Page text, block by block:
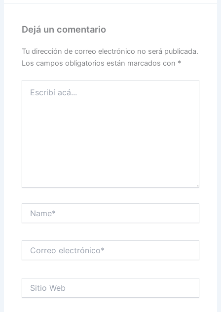
Dejá un comentario
Tu dirección de correo electrónico no será publicada.
Los campos obligatorios están marcados con *
acá...
electrónico*
Web